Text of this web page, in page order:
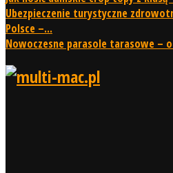
Ubezpieczenie turystyczne
Polsce –...
Nowoczesne parasole tarasowe –